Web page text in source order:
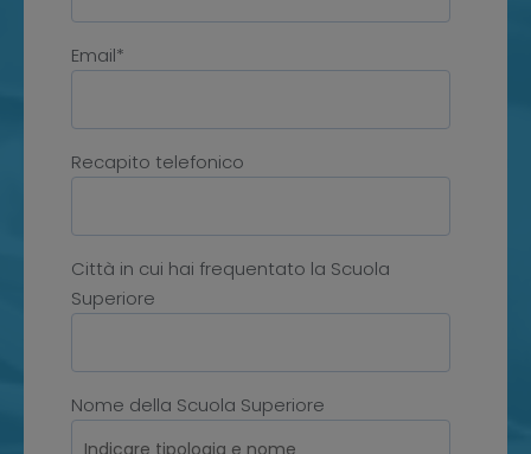
Email*
Recapito telefonico
Città in cui hai frequentato la Scuola
Superiore
Nome della Scuola Superiore